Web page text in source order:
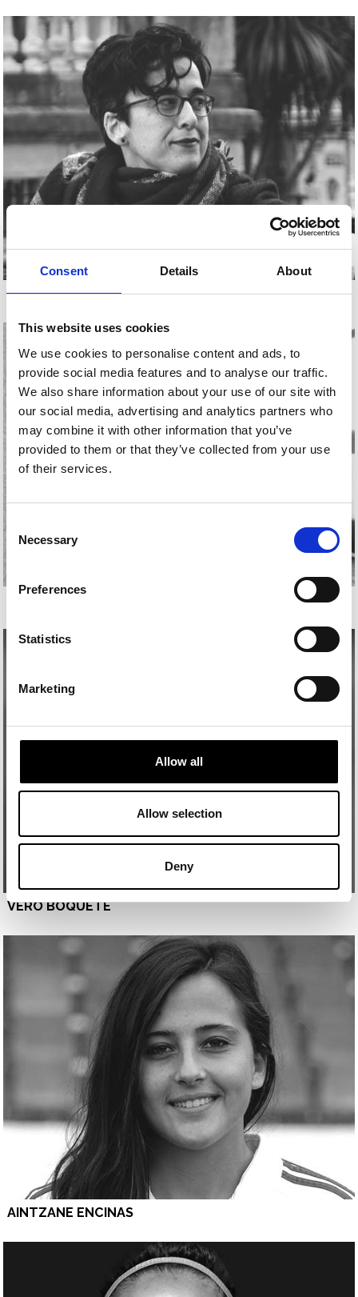
Consent Details About
This website uses cookies
We use cookies to personalise content and ads, to
provide social media features and to analyse our traffic.
We also share information about your use of our site with
our social media, advertising and analytics partners who
may combine it with other information that you’ve
provided to them or that they’ve collected from your use
of their services.
Consent
Selection
Necessary
Preferences
Statistics
Marketing
Allow all
Allow selection
Deny
ANA MALAGÓN
VERO BOQUETE
AINTZANE ENCINAS